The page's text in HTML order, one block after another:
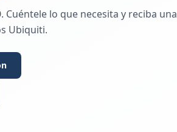
Cuéntele lo que necesita y reciba una
Ubiquiti.